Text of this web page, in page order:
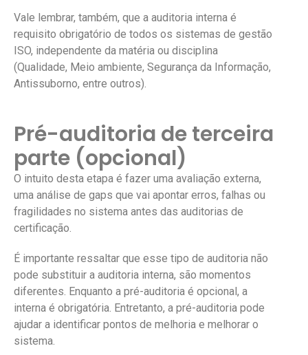
Vale lembrar, também, que a auditoria interna é
requisito obrigatório de todos os sistemas de gestão
ISO, independente da matéria ou disciplina
(Qualidade, Meio ambiente, Segurança da Informação,
Antissuborno, entre outros).
Pré-auditoria de terceira
parte (opcional)
O intuito desta etapa é fazer uma avaliação externa,
uma análise de gaps que vai apontar erros, falhas ou
fragilidades no sistema antes das auditorias de
certificação.
É importante ressaltar que esse tipo de auditoria não
pode substituir a auditoria interna, são momentos
diferentes. Enquanto a pré-auditoria é opcional, a
interna é obrigatória. Entretanto, a pré-auditoria pode
ajudar a identificar pontos de melhoria e melhorar o
sistema.